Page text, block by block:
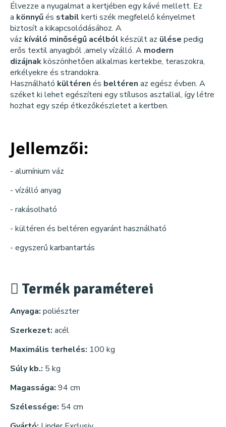
Élvezze a nyugalmat a kertjében egy kávé mellett. Ez
a könnyűés stabil kerti szék megfelelő kényelmet
biztosít a kikapcsolódásához. A
váz kíváló minőségű acélból készült az ülése pedig
erős textil anyagból ,amely vízálló. A modern
dizájnakköszönhetően alkalmas kertekbe, teraszokra,
erkélyekre és strandokra.
Használható kültéren és beltéren az egész évben. A
széket ki lehet egészíteni egy stílusos asztallal, így létre
hozhat egy szép étkezőkészletet a kertben.
Jellemzői:
- alumínium váz
- vízálló anyag
- rakásolható
- kültéren és beltéren egyaránt használható
- egyszerű karbantartás
Termék paraméterei
Anyaga: poliészter
Szerkezet: acél
Maximális terhelés: 100 kg
Súly kb.: 5 kg
Magassága: 94 cm
Szélessége: 54 cm